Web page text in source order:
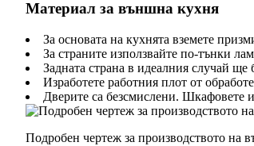
Материал за външна кухня
За основата на кухнята вземете
За страните използвайте по-тънки
Задната страна в идеалния случай
Изработете работния плот от
Дверите са безсмислени. Шкафовете
Подробен чертеж за производството на